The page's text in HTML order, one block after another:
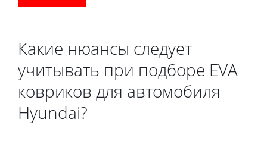
Какие нюансы следует
учитывать при подборе EVA
ковриков для автомобиля
Hyundai?